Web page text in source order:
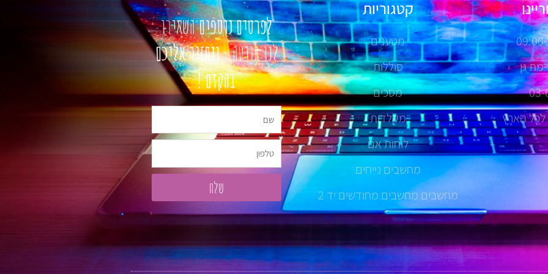
03-
לכל הארץ
קטגוריות
מטענים
סוללות
מסכים
מקלדות
לוחות אם
מחשבים נייחים
מחשבים מחשבים מחודשים יד 2
לפרטים נוספיםהשאירו
לנו הודעה -ונחזור אליכם
בהקדם !
שם
טלפון
שלח